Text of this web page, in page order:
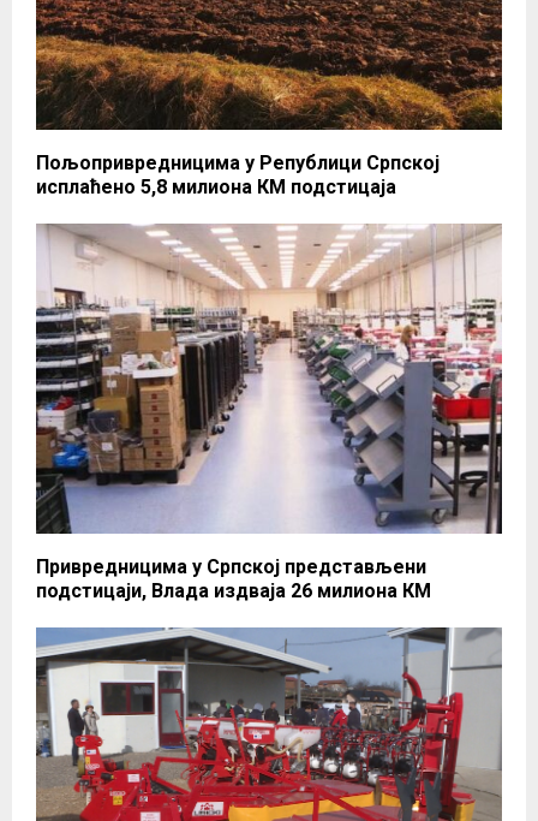
Пољопривредницима у Републици Српској
исплаћено 5,8 милиона КМ подстицаја
Привредницима у Српској представљени
подстицаји, Влада издваја 26 милиона КМ